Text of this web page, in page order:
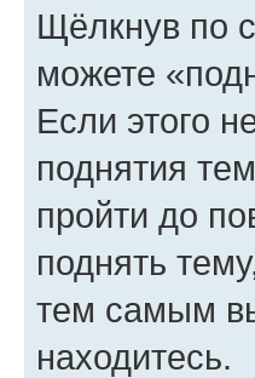
Щёлкнув по
можете
Если этого
поднятия
пройти до
поднять
тем самым
находитесь.